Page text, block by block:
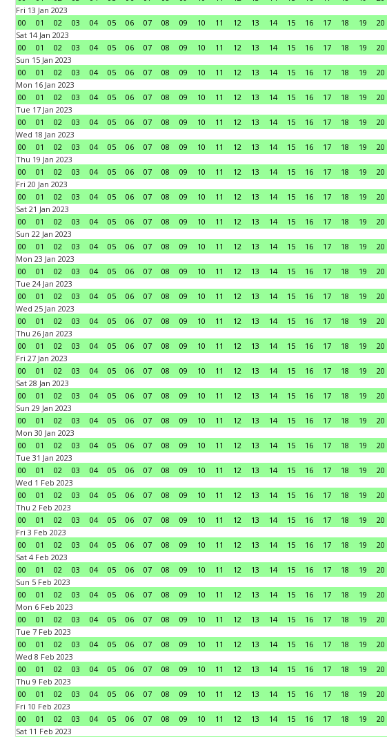
Fri 13 Jan 2023
00
01 02 03 04 05 06 07 08 09 10 11 12 13 14 15 16 17 18 19 20
Sat 14 Jan 2023
00
01 02 03 04 05 06 07 08 09 10 11 12 13 14 15 16 17 18 19 20
Sun 15 Jan 2023
00
01 02 03 04 05 06 07 08 09 10 11 12 13 14 15 16 17 18 19 20
Mon 16 Jan 2023
00
01 02 03 04 05 06 07 08 09 10 11 12 13 14 15 16 17 18 19 20
Tue 17 Jan 2023
00
01 02 03 04 05 06 07 08 09 10 11 12 13 14 15 16 17 18 19 20
Wed 18 Jan 2023
00
01 02 03 04 05 06 07 08 09 10 11 12 13 14 15 16 17 18 19 20
Thu 19 Jan 2023
00
01 02 03 04 05 06 07 08 09 10 11 12 13 14 15 16 17 18 19 20
Fri 20 Jan 2023
00
01 02 03 04 05 06 07 08 09 10 11 12 13 14 15 16 17 18 19 20
Sat 21 Jan 2023
00
01 02 03 04 05 06 07 08 09 10 11 12 13 14 15 16 17 18 19 20
Sun 22 Jan 2023
00
01 02 03 04 05 06 07 08 09 10 11 12 13 14 15 16 17 18 19 20
Mon 23 Jan 2023
00
01 02 03 04 05 06 07 08 09 10 11 12 13 14 15 16 17 18 19 20
Tue 24 Jan 2023
00
01 02 03 04 05 06 07 08 09 10 11 12 13 14 15 16 17 18 19 20
Wed 25 Jan 2023
00
01 02 03 04 05 06 07 08 09 10 11 12 13 14 15 16 17 18 19 20
Thu 26 Jan 2023
00
01 02 03 04 05 06 07 08 09 10 11 12 13 14 15 16 17 18 19 20
Fri 27 Jan 2023
00
01 02 03 04 05 06 07 08 09 10 11 12 13 14 15 16 17 18 19 20
Sat 28 Jan 2023
00
01 02 03 04 05 06 07 08 09 10 11 12 13 14 15 16 17 18 19 20
Sun 29 Jan 2023
00
01 02 03 04 05 06 07 08 09 10 11 12 13 14 15 16 17 18 19 20
Mon 30 Jan 2023
00
01 02 03 04 05 06 07 08 09 10 11 12 13 14 15 16 17 18 19 20
Tue 31 Jan 2023
00
01 02 03 04 05 06 07 08 09 10 11 12 13 14 15 16 17 18 19 20
Wed 1 Feb 2023
00
01 02 03 04 05 06 07 08 09 10 11 12 13 14 15 16 17 18 19 20
Thu 2 Feb 2023
00
01 02 03 04 05 06 07 08 09 10 11 12 13 14 15 16 17 18 19 20
Fri 3 Feb 2023
00
01 02 03 04 05 06 07 08 09 10 11 12 13 14 15 16 17 18 19 20
Sat 4 Feb 2023
00
01 02 03 04 05 06 07 08 09 10 11 12 13 14 15 16 17 18 19 20
Sun 5 Feb 2023
00
01 02 03 04 05 06 07 08 09 10 11 12 13 14 15 16 17 18 19 20
Mon 6 Feb 2023
00
01 02 03 04 05 06 07 08 09 10 11 12 13 14 15 16 17 18 19 20
Tue 7 Feb 2023
00
01 02 03 04 05 06 07 08 09 10 11 12 13 14 15 16 17 18 19 20
Wed 8 Feb 2023
00
01 02 03 04 05 06 07 08 09 10 11 12 13 14 15 16 17 18 19 20
Thu 9 Feb 2023
00
01 02 03 04 05 06 07 08 09 10 11 12 13 14 15 16 17 18 19 20
Fri 10 Feb 2023
00
01 02 03 04 05 06 07 08 09 10 11 12 13 14 15 16 17 18 19 20
Sat 11 Feb 2023